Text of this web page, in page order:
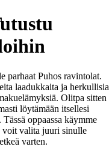
parhaat Puhos ravintolat.
laadukkaita ja herkullisia
Olitpa sitten
löytämään itsellesi
oppaassa käymme
voit valita juuri sinulle
varten.